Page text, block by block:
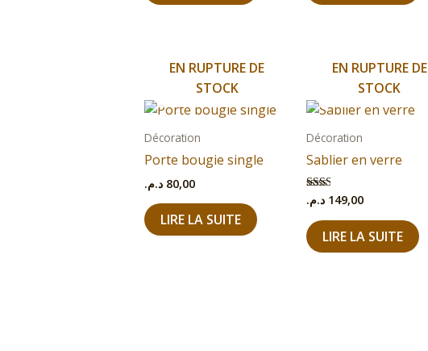
EN RUPTURE DE
STOCK
Décoration
Porte bougie single
80,00 د.م.
LIRE LA SUITE
EN RUPTURE DE
STOCK
Décoration
Sablier en verre
Note
2.00
sur 5
149,00 د.م.
LIRE LA SUITE